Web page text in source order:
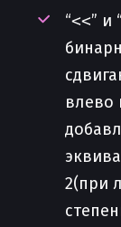
“<<” и “
влево
2(при